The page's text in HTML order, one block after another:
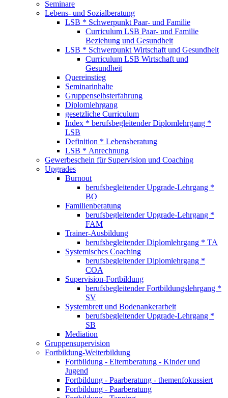
Seminare
Lebens- und Sozialberatung
LSB * Schwerpunkt Paar- und Familie
Curriculum LSB Paar- und Familie
Beziehung und Gesundheit
LSB * Schwerpunkt Wirtschaft und Gesundheit
Curriculum LSB Wirtschaft und
Gesundheit
Quereinstieg
Seminarinhalte
Gruppenselbsterfahrung
Diplomlehrgang
gesetzliche Curriculum
Index * berufsbegleitender Diplomlehrgang *
LSB
Definition * Lebensberatung
LSB * Anrechnung
Gewerbeschein für Supervision und Coaching
Upgrades
Burnout
berufsbegleitender Upgrade-Lehrgang *
BO
Familienberatung
berufsbegleitender Upgrade-Lehrgang *
FAM
Trainer-Ausbildung
berufsbegleitender Diplomlehrgang * TA
Systemisches Coaching
berufsbegleitender Diplomlehrgang *
COA
Supervision-Fortbildung
berufsbegleitender Fortbildungslehrgang *
SV
Systembrett und Bodenankerarbeit
berufsbegleitender Upgrade-Lehrgang *
SB
Mediation
Gruppensupervision
Fortbildung-Weiterbildung
Fortbildung - Elternberatung - Kinder und
Jugend
Fortbildung - Paarberatung - themenfokussiert
Fortbildung - Paarberatung